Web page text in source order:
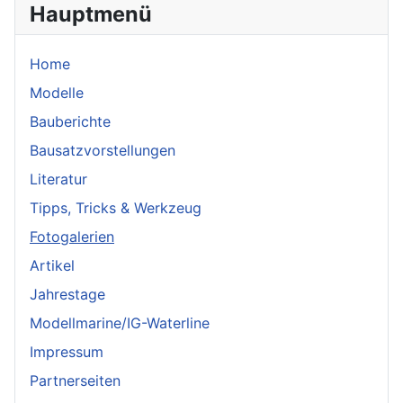
Hauptmenü
Home
Modelle
Bauberichte
Bausatzvorstellungen
Literatur
Tipps, Tricks & Werkzeug
Fotogalerien
Artikel
Jahrestage
Modellmarine/IG-Waterline
Impressum
Partnerseiten